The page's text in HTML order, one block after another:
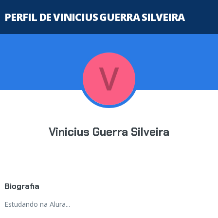
PERFIL DE VINICIUS GUERRA SILVEIRA
Vinicius Guerra Silveira
Biografia
Estudando na Alura...